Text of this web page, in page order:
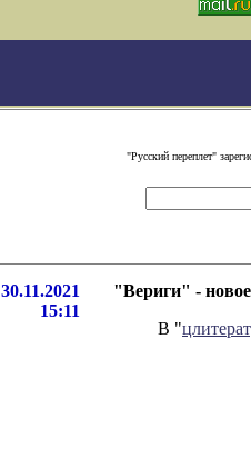
"Русский переплет"
30.11.2021
15:11
"Вериги" -
В "